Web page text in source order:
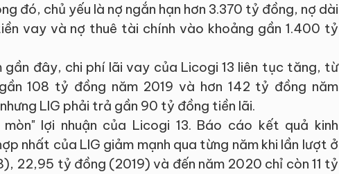
đó, chủ yếu là nợ ngắn hạn hơn 3.370 tỷ đồng, nợ dài
vay và nợ thuê tài chính vào khoảng gần 1.400 tỷ
đây, chi phí lãi vay của Licogi 13 liên tục tăng, từ
108 tỷ đồng năm 2019 và hơn 142 tỷ đồng năm
LIG phải trả gần 90 tỷ đồng tiền lãi.
lợi nhuận của Licogi 13. Báo cáo kết quả kinh
nhất của LIG giảm mạnh qua từng năm khi lần lượt ở
22,95 tỷ đồng (2019) và đến năm 2020 chỉ còn 11 tỷ